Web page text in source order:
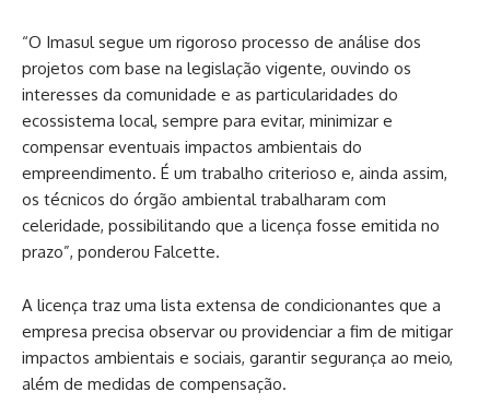
“O Imasul segue um rigoroso processo de análise dos
projetos com base na legislação vigente, ouvindo os
interesses da comunidade e as particularidades do
ecossistema local, sempre para evitar, minimizar e
compensar eventuais impactos ambientais do
empreendimento. É um trabalho criterioso e, ainda assim,
os técnicos do órgão ambiental trabalharam com
celeridade, possibilitando que a licença fosse emitida no
prazo”, ponderou Falcette.
A licença traz uma lista extensa de condicionantes que a
empresa precisa observar ou providenciar a fim de mitigar
impactos ambientais e sociais, garantir segurança ao meio,
além de medidas de compensação.